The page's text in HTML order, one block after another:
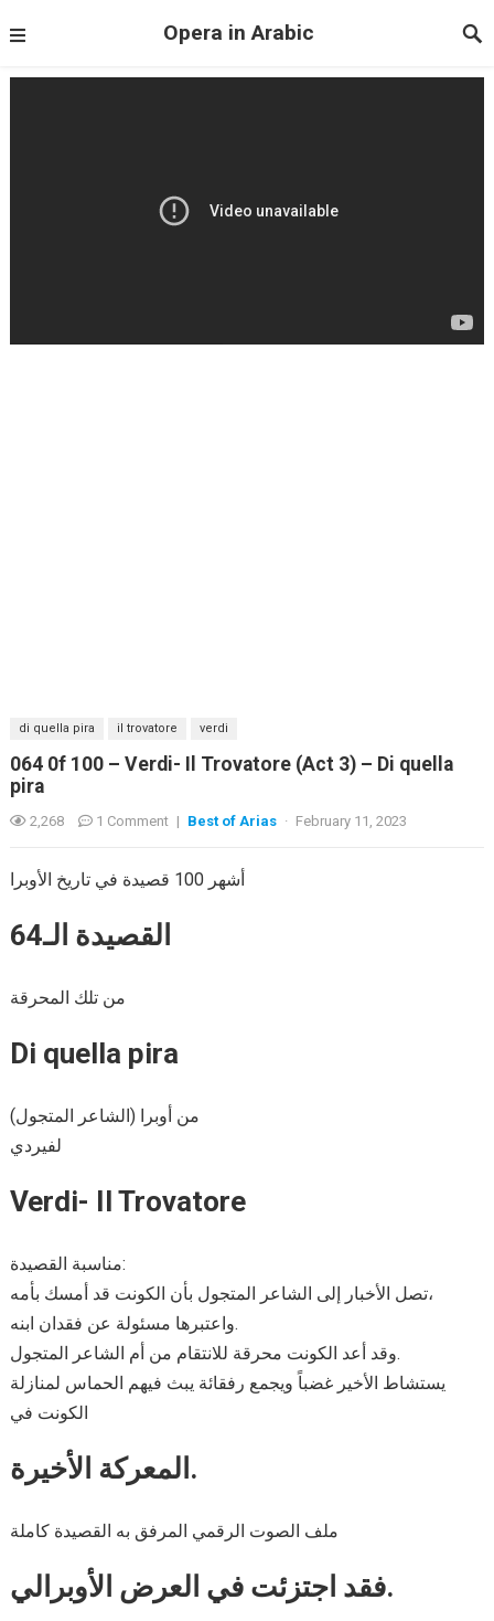
Opera in Arabic
di quella pira il trovatore verdi
064 0f 100 – Verdi- Il Trovatore (Act 3) – Di quella
pira
2,268 1 Comment | Best of Arias · February 11, 2023
أشهر 100 قصيدة في تاريخ الأوبرا
القصيدة الـ64
من تلك المحرقة
Di quella pira
من أوبرا (الشاعر المتجول)
لفيردي
Verdi- Il Trovatore
مناسبة القصيدة:
تصل الأخبار إلى الشاعر المتجول بأن الكونت قد أمسك بأمه،
واعتبرها مسئولة عن فقدان ابنه.
وقد أعد الكونت محرقة للانتقام من أم الشاعر المتجول.
يستشاط الأخير غضباً ويجمع رفقائة يبث فيهم الحماس لمنازلة
الكونت في
المعركة الأخيرة.
ملف الصوت الرقمي المرفق به القصيدة كاملة
فقد اجتزئت في العرض الأوبرالي.